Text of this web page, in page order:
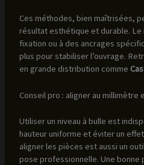
Ces méthodes, bien maîtrisées,
résultat esthétique et durable.
fixation ou à des ancrages
plus pour stabiliser l’ouvrage.
en grande distribution comme
Conseil pro : aligner au millimètre
Utiliser un niveau à bulle est
hauteur uniforme et éviter un
aligner les pièces est aussi un
pose professionnelle. Une bonne